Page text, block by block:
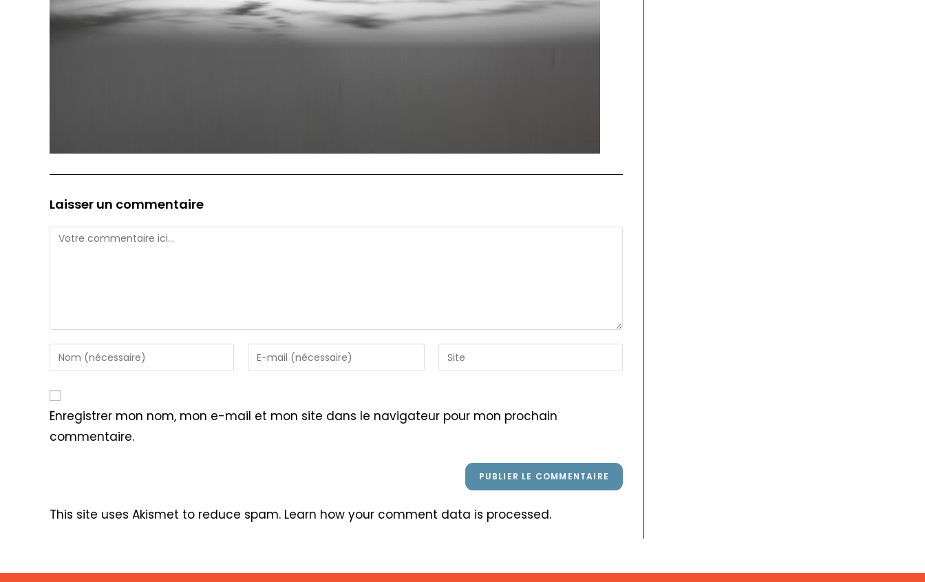
Laisser un commentaire
Comment
Enter
your
or
username
to
Enter
your
to
Saisir
l’URL
site
Enregistrer mon nom, mon e-mail et mon site dans le navigateur pour mon prochain
commentaire.
This site uses Akismet to reduce spam. Learn how your comment data is processed.